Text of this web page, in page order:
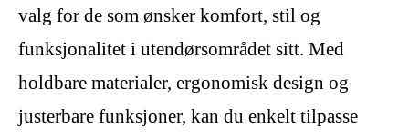
valg for de som ønsker komfort, stil og
funksjonalitet i utendørsområdet sitt. Med
holdbare materialer, ergonomisk design og
justerbare funksjoner, kan du enkelt tilpasse